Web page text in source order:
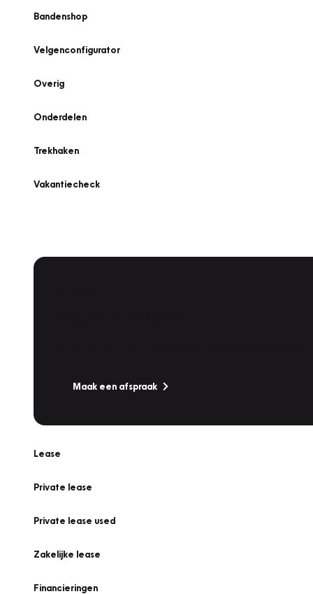
Bandenshop
Velgenconfigurator
Overig
Onderdelen
Trekhaken
Vakantiecheck
Maak een afspraak
Lease
Private lease
Private lease used
Zakelijke lease
Financieringen